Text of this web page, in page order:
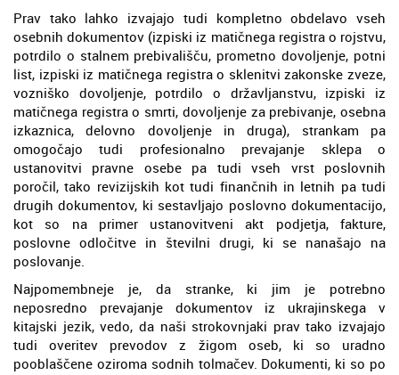
Prav tako lahko izvajajo tudi kompletno obdelavo vseh
osebnih dokumentov (izpiski iz matičnega registra o rojstvu,
potrdilo o stalnem prebivališču, prometno dovoljenje, potni
list, izpiski iz matičnega registra o sklenitvi zakonske zveze,
vozniško dovoljenje, potrdilo o državljanstvu, izpiski iz
matičnega registra o smrti, dovoljenje za prebivanje, osebna
izkaznica, delovno dovoljenje in druga), strankam pa
omogočajo tudi profesionalno prevajanje sklepa o
ustanovitvi pravne osebe pa tudi vseh vrst poslovnih
poročil, tako revizijskih kot tudi finančnih in letnih pa tudi
drugih dokumentov, ki sestavljajo poslovno dokumentacijo,
kot so na primer ustanovitveni akt podjetja, fakture,
poslovne odločitve in številni drugi, ki se nanašajo na
poslovanje.
Najpomembneje je, da stranke, ki jim je potrebno
neposredno prevajanje dokumentov iz ukrajinskega v
kitajski jezik, vedo, da naši strokovnjaki prav tako izvajajo
tudi overitev prevodov z žigom oseb, ki so uradno
pooblaščene oziroma sodnih tolmačev. Dokumenti, ki so po